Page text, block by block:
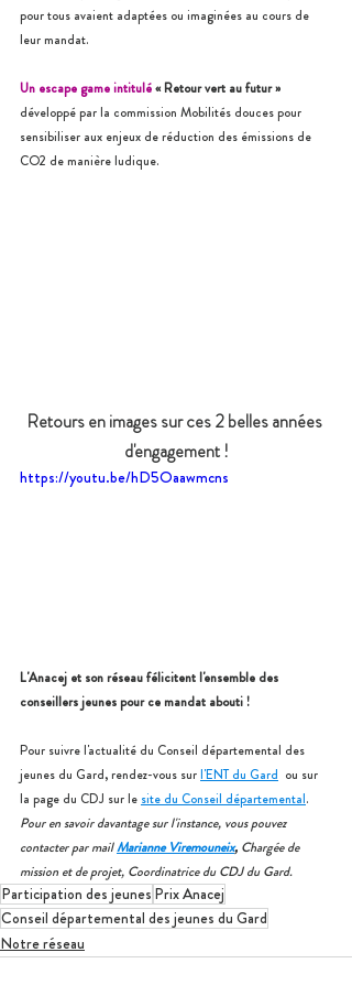
pour tous avaient adaptées ou imaginées au cours de
leur mandat.
Un escape game intitulé« Retour vert au futur »
développé par la commission Mobilités douces pour
sensibiliser aux enjeux de réduction des émissions de
CO2 de manière ludique.
Retours en images sur ces 2 belles années
d'engagement !
https://youtu.be/hD5Oaawmcns
L'Anacej et son réseau félicitent l'ensemble des
conseillers jeunes pour ce mandat abouti !
Pour suivre l'actualité du Conseil départemental des
jeunes du Gard, rendez-vous sur l'ENT du Gard ou sur
la page du CDJ sur le site du Conseil départemental.
Pour en savoir davantage sur l'instance, vous pouvez
contacter par mail Marianne Viremouneix, Chargée de
mission et de projet, Coordinatrice du CDJ du Gard.
Participation des jeunes Prix Anacej
Conseil départemental des jeunes du Gard
Notre réseau